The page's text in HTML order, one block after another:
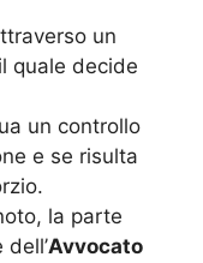
un
quale decide
un controllo
e se risulta
la parte
Avvocato